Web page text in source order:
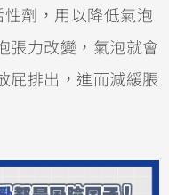
劑，用以降低氣泡
張力改變，氣泡就會
屁排出，進而減緩脹